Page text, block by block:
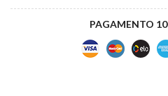
PAGAMENTO